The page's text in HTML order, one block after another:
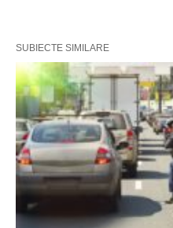
SUBIECTE SIMILARE